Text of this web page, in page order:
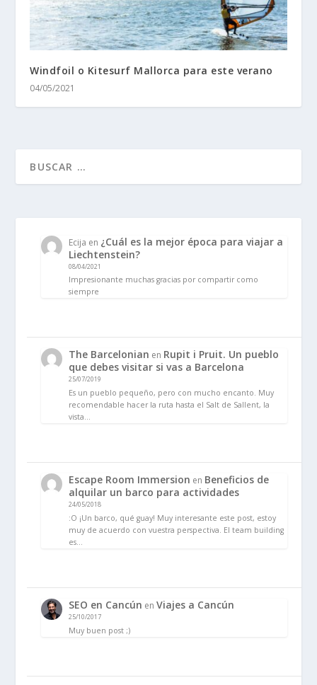
Windfoil o Kitesurf Mallorca para este verano
04/05/2021
Ecija en ¿Cuál es la mejor época para viajar a
Liechtenstein?
08/04/2021
Impresionante muchas gracias por compartir como
siempre
The Barcelonian en Rupit i Pruit. Un pueblo
que debes visitar si vas a Barcelona
25/07/2019
Es un pueblo pequeño, pero con mucho encanto. Muy
recomendable hacer la ruta hasta el Salt de Sallent, la
vista…
Escape Room Immersion en Beneficios de
alquilar un barco para actividades
24/05/2018
:O ¡Un barco, qué guay! Muy interesante este post, estoy
muy de acuerdo con vuestra perspectiva. El team building
es…
SEO en Cancún enViajes a Cancún
25/10/2017
Muy buen post ;)